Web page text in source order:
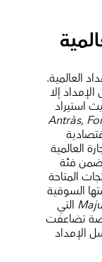
العالمية.
إلا
استيراد
Antràs,
العالمية
ضمن فئة
المتاحة
السوقية
التي
تضاعفت
الإمداد